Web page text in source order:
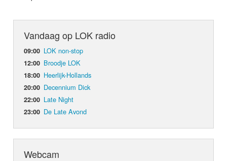
Vandaag op LOK radio
09:00 LOK non-stop
12:00 Broodje LOK
18:00 Heerlijk-Hollands
20:00 Decennium Dick
22:00 Late Night
23:00 De Late Avond
Webcam